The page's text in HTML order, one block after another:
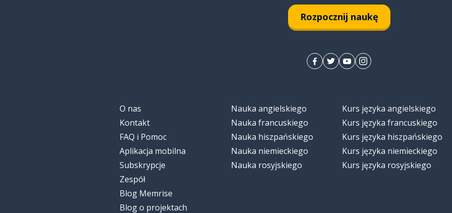
Rozpocznij naukę
O nas
Kontakt
FAQ i Pomoc
Aplikacja mobilna
Subskrypcje
Zespół
Blog Memrise
Blog o projektach
Nauka angielskiego
Nauka francuskiego
Nauka hiszpańskiego
Nauka niemieckiego
Nauka rosyjskiego
Kurs języka angielskiego
Kurs języka francuskiego
Kurs języka hiszpańskiego
Kurs języka niemieckiego
Kurs języka rosyjskiego